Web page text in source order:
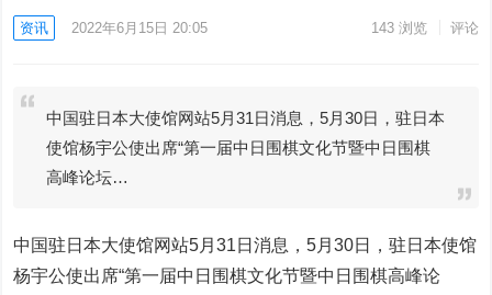
资讯 2022年6月15日 20:05 143浏览 评论
中国驻日本大使馆网站5月31日消息，5月30日，驻日本
使馆杨宇公使出席“第一届中日围棋文化节暨中日围棋
高峰论坛…
中国驻日本大使馆网站5月31日消息，5月30日，驻日本使馆
杨宇公使出席“第一届中日围棋文化节暨中日围棋高峰论